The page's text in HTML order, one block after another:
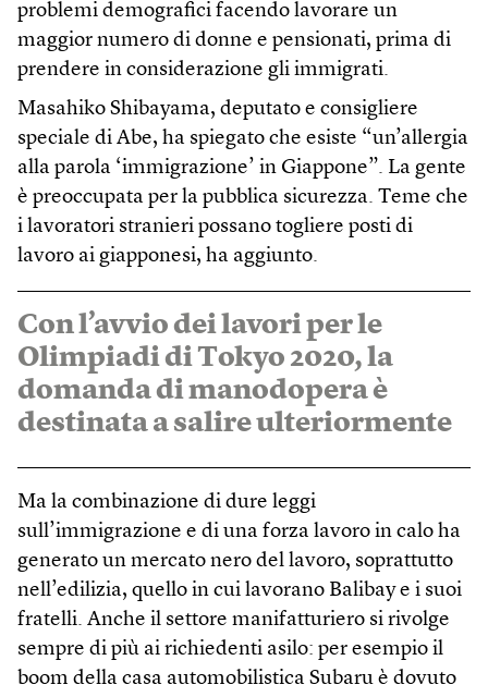
problemi demografici facendo lavorare un
maggior numero di donne e pensionati, prima di
prendere in considerazione gli immigrati.
Masahiko Shibayama, deputato e consigliere
speciale di Abe, ha spiegato che esiste “un’allergia
alla parola ‘immigrazione’ in Giappone”. La gente
è preoccupata per la pubblica sicurezza. Teme che
i lavoratori stranieri possano togliere posti di
lavoro ai giapponesi, ha aggiunto.
Con l’avvio dei lavori per le
Olimpiadi di Tokyo 2020, la
domanda di manodopera è
destinata a salire ulteriormente
Ma la combinazione di dure leggi
sull’immigrazione e di una forza lavoro in calo ha
generato un mercato nero del lavoro, soprattutto
nell’edilizia, quello in cui lavorano Balibay e i suoi
fratelli. Anche il settore manifatturiero si rivolge
sempre di più ai richiedenti asilo: per esempio il
boom della casa automobilistica Subaru è dovuto